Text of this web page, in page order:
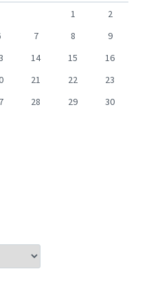
1
2
7 8
9
14 15
16
21 22
23
28 29
30